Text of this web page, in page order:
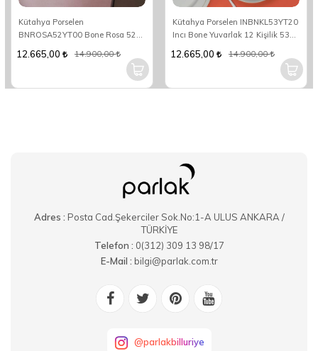
Kütahya Porselen
BNROSA52YT00 Bone Rosa 52
12.665,00 14.900,00
Kütahya Porselen INBNKL53YT20
Incı Bone Yuvarlak 12 Kişilik 53
12.665,00 14.900,00
Adres : Posta Cad.Şekerciler Sok.No:1-A ULUS ANKARA /
TÜRKİYE
Telefon : 0(312) 309 13 98/17
E-Mail : bilgi@parlak.com.tr
@parlakbilluriye